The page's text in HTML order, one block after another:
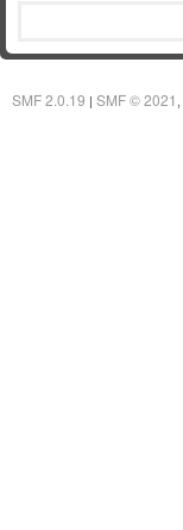
SMF 2.0.19 | SMF © 2021